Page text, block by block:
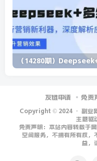
友链申请 免责
Copyright © 2024 · 副业
主题驱
免责声明：本站内容转载于
空间服务，不拥有所有权，
益，